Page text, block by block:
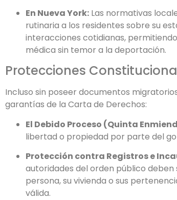
En Nueva York: Las normativas
rutinaria a los residentes sobre su
interacciones cotidianas,
médica sin temor a la deportación.
Protecciones
Incluso sin poseer documentos
garantías de la Carta de Derechos:
El Debido Proceso (Quinta
libertad o propiedad por parte del
Protección contra Registros e
autoridades del orden público
persona, su vivienda o sus
válida.